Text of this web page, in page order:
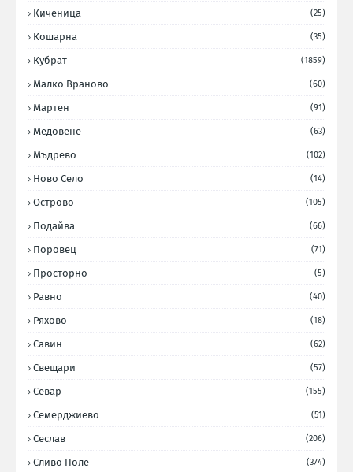
Киченица (25)
Кошарна (35)
Кубрат (1859)
Малко Враново (60)
Мартен (91)
Медовене (63)
Мъдрево (102)
Ново Село (14)
Острово (105)
Подайва (66)
Поровец (71)
Просторно (5)
Равно (40)
Ряхово (18)
Савин (62)
Свещари (57)
Севар (155)
Семерджиево (51)
Сеслав (206)
Сливо Поле (374)